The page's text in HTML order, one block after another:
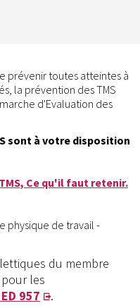
prévenir toutes atteintes à
la prévention des TMS
d'Evaluation des
sont à votre disposition
TMS, Ce qu'il faut retenir.
physique de travail -
du membre
pour les
957 .